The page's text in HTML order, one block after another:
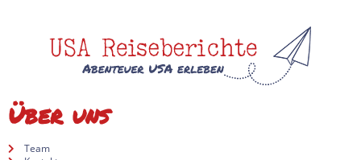
Über uns
Team